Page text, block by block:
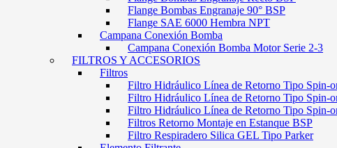
Flange Bombas Engranaje 90° BSP
Flange SAE 6000 Hembra NPT
Campana Conexión Bomba
Campana Conexión Bomba Motor Serie 2-3
FILTROS Y ACCESORIOS
Filtros
Filtro Hidráulico Línea de Retorno Tipo Spin-
Filtro Hidráulico Línea de Retorno Tipo Spin-
Filtro Hidráulico Línea de Retorno Tipo Spin-
Filtros Retorno Montaje en Estanque BSP
Filtro Respiradero Silica GEL Tipo Parker